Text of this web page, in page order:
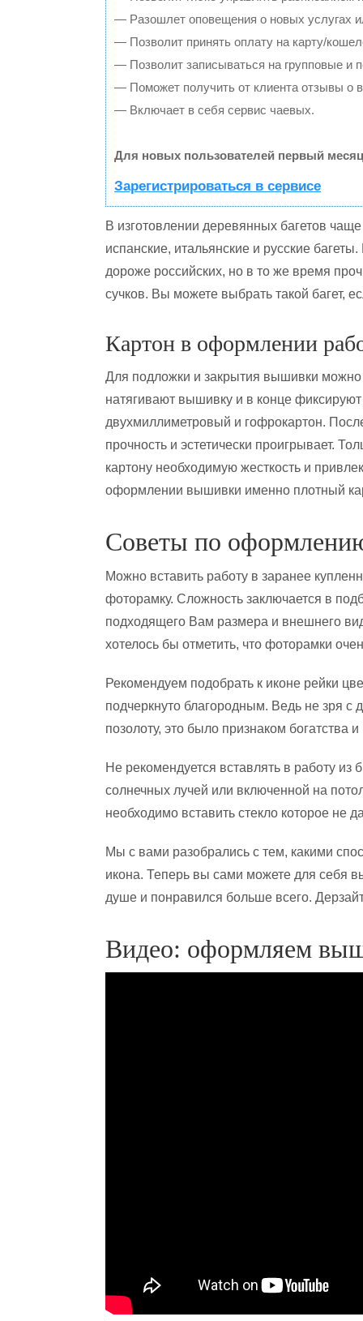
— Разошлет оповещения о новых услугах
— Позволит принять оплату на карту/
— Позволит записываться на групповые и
— Поможет получить от клиента отзывы о
— Включает в себя сервис чаевых.
Для новых пользователей первый
Зарегистрироваться в сервисе
В изготовлении деревянных багетов
испанские, итальянские и русские
дороже российских, но в то же время
сучков. Вы можете выбрать такой багет,
Картон в оформлении
Для подложки и закрытия вышивки можно
натягивают вышивку и в конце
двухмиллиметровый и гофрокартон.
прочность и эстетически проигрывает.
картону необходимую жесткость и
оформлении вышивки именно плотный
Советы по
Можно вставить работу в заранее
фоторамку. Сложность заключается в
подходящего Вам размера и внешнего
хотелось бы отметить, что фоторамки
Рекомендуем подобрать к иконе рейки
подчеркнуто благородным. Ведь не зря с
позолоту, это было признаком богатства
Не рекомендуется вставлять в работу из
солнечных лучей или включенной на
необходимо вставить стекло которое не
Мы с вами разобрались с тем, какими
икона. Теперь вы сами можете для себя
душе и понравился больше всего.
Видео: оформляем